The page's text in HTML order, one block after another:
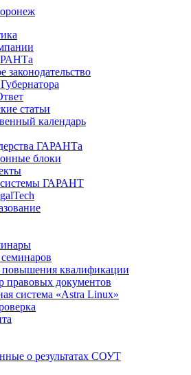
законодательство
статьи
календарь
ГАРАНТа
блоки
ГАРАНТ
квалификации
правовых документов
система «Astra Linux»
о результатах СОУТ